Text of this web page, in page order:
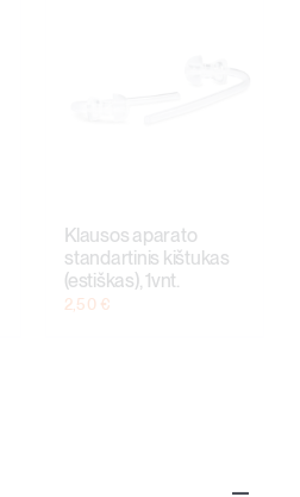
Klausos aparato
standartinis kištukas
(estiškas), 1vnt.
2,50 €